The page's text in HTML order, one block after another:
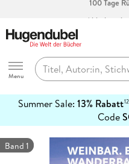
Abholung in
Hugendubel
Menu
Summer Sale: 13% Rabatt12
Code
erfahren
Band 1